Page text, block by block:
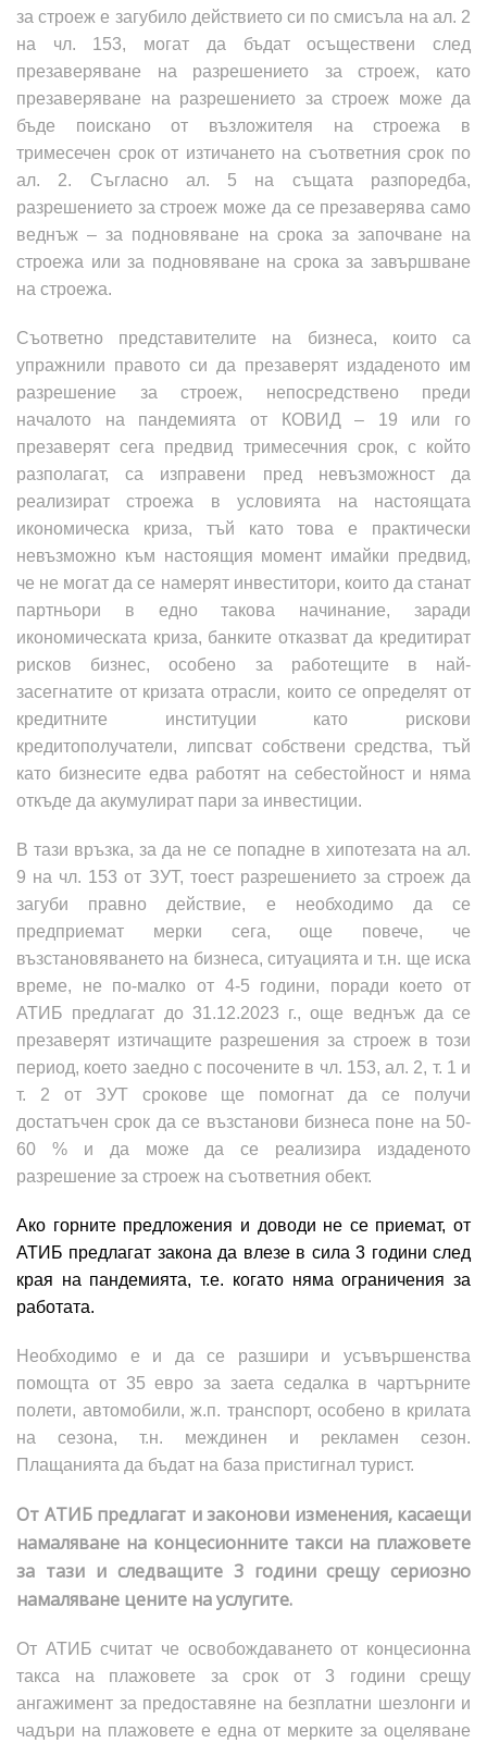
за строеж е загубило действието си по смисъла на ал. 2
на чл. 153, могат да бъдат осъществени след
презаверяване на разрешението за строеж, като
презаверяване на разрешението за строеж може да
бъде поискано от възложителя на строежа в
тримесечен срок от изтичането на съответния срок по
ал. 2. Съгласно ал. 5 на същата разпоредба,
разрешението за строеж може да се презаверява само
веднъж – за подновяване на срока за започване на
строежа или за подновяване на срока за завършване
на строежа.
Съответно представителите на бизнеса, които са
упражнили правото си да презаверят издаденото им
разрешение за строеж, непосредствено преди
началото на пандемията от КОВИД – 19 или го
презаверят сега предвид тримесечния срок, с който
разполагат, са изправени пред невъзможност да
реализират строежа в условията на настоящата
икономическа криза, тъй като това е практически
невъзможно към настоящия момент имайки предвид,
че не могат да се намерят инвеститори, които да станат
партньори в едно такова начинание, заради
икономическата криза, банките отказват да кредитират
рисков бизнес, особено за работещите в най-
засегнатите от кризата отрасли, които се определят от
кредитните институции като рискови
кредитополучатели, липсват собствени средства, тъй
като бизнесите едва работят на себестойност и няма
откъде да акумулират пари за инвестиции.
В тази връзка, за да не се попадне в хипотезата на ал.
9 на чл. 153 от ЗУТ, тоест разрешението за строеж да
загуби правно действие, е необходимо да се
предприемат мерки сега, още повече, че
възстановяването на бизнеса, ситуацията и т.н. ще иска
време, не по-малко от 4-5 години, поради което от
АТИБ предлагат до 31.12.2023 г., още веднъж да се
презаверят изтичащите разрешения за строеж в този
период, което заедно с посочените в чл. 153, ал. 2, т. 1 и
т. 2 от ЗУТ срокове ще помогнат да се получи
достатъчен срок да се възстанови бизнеса поне на 50-
60 % и да може да се реализира издаденото
разрешение за строеж на съответния обект.
Ако горните предложения и доводи не се приемат, от
АТИБ предлагат закона да влезе в сила 3 години след
края на пандемията, т.е. когато няма ограничения за
работата.
Необходимо е и да се разшири и усъвършенства
помощта от 35 евро за заета седалка в чартърните
полети, автомобили, ж.п. транспорт, особено в крилата
на сезона, т.н. междинен и рекламен сезон.
Плащанията да бъдат на база пристигнал турист.
От АТИБ предлагат и законови изменения, касаещи
намаляване на концесионните такси на плажовете
за тази и следващите 3 години срещу сериозно
намаляване цените на услугите.
От АТИБ считат че освобождаването от концесионна
такса на плажовете за срок от 3 години срещу
ангажимент за предоставяне на безплатни шезлонги и
чадъри на плажовете е една от мерките за оцеляване